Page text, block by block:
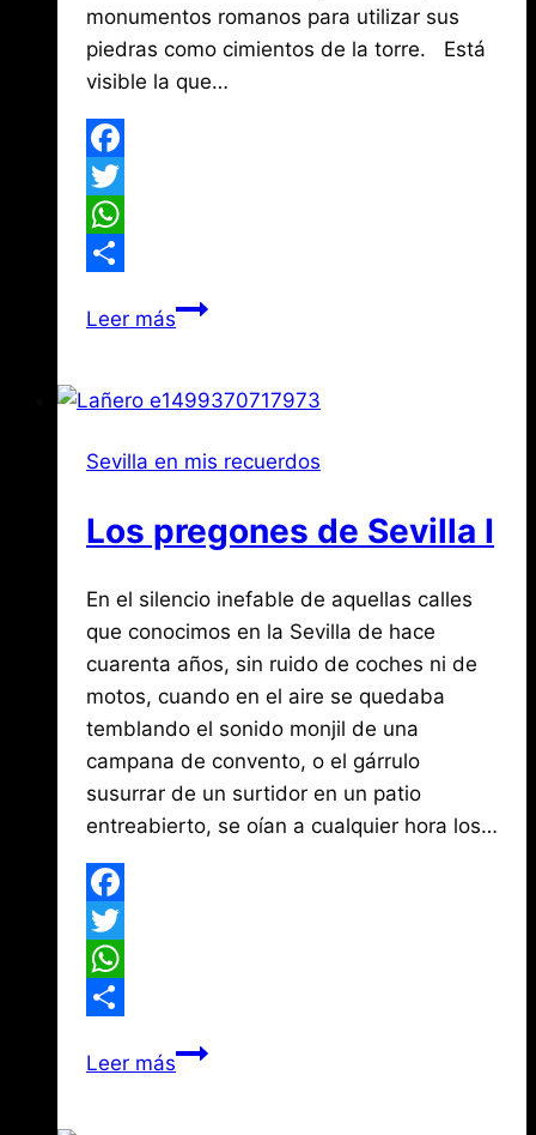
monumentos romanos para utilizar sus
piedras como cimientos de la torre. Está
visible la que…
Facebook
Twitter
WhatsApp
Leer másLas
de
Giralda
Sevilla en mis recuerdos
Los pregones de Sevilla I
PorJose
María
de
Mena
julio
6,
2017agosto
3,
2026
En el silencio inefable de aquellas calles
que conocimos en la Sevilla de hace
cuarenta años, sin ruido de coches ni de
motos, cuando en el aire se quedaba
temblando el sonido monjil de una
campana de convento, o el gárrulo
susurrar de un surtidor en un patio
entreabierto, se oían a cualquier hora los…
Facebook
Twitter
WhatsApp
Leer másLos